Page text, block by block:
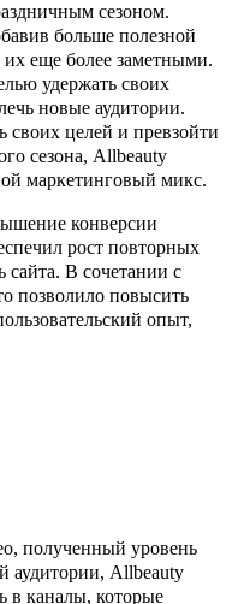
сезоном.
больше полезной
еще более заметными.
удержать своих
новые аудитории.
своих целей и превзойти
сезона, Allbeauty
маркетинговый микс.
конверсии
рост повторных
сайта. В сочетании с
позволило повысить
опыт,
полученный уровень
аудитории, Allbeauty
в каналы, которые